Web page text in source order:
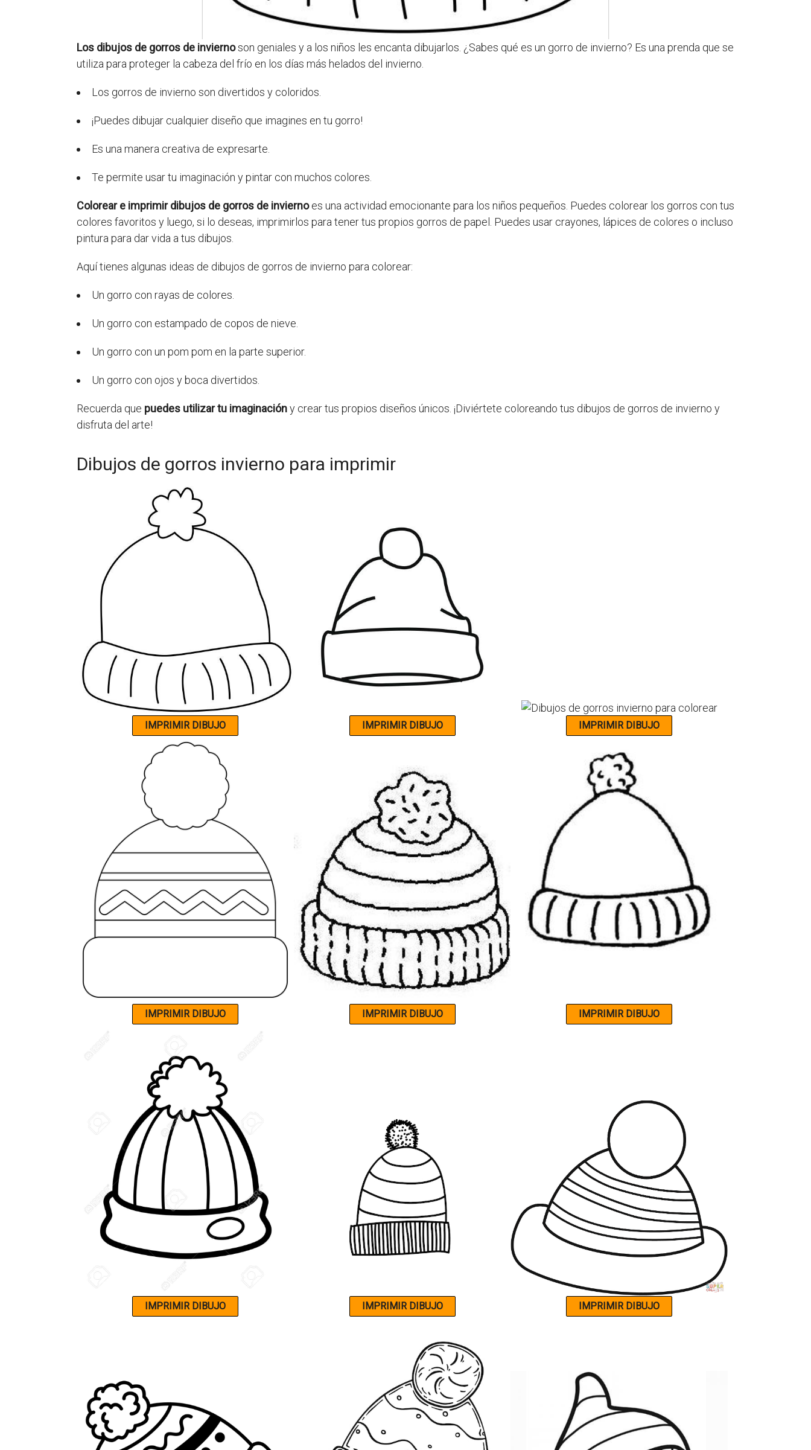
Los dibujos de gorros de inviernoson geniales y a los niños les encanta dibujarlos. ¿Sabes qué es un gorro de invierno? Es una prenda que se
utiliza para proteger la cabeza del frío en los días más helados del invierno.
Los gorros de invierno son divertidos y coloridos.
¡Puedes dibujar cualquier diseño que imagines en tu gorro!
Es una manera creativa de expresarte.
Te permite usar tu imaginación y pintar con muchos colores.
Colorear e imprimir dibujos de gorros de inviernoes una actividad emocionante para los niños pequeños. Puedes colorear los gorros con tus
colores favoritos y luego, si lo deseas, imprimirlos para tener tus propios gorros de papel. Puedes usar crayones, lápices de colores o incluso
pintura para dar vida a tus dibujos.
Aquí tienes algunas ideas de dibujos de gorros de invierno para colorear:
Un gorro con rayas de colores.
Un gorro con estampado de copos de nieve.
Un gorro con un pom pom en la parte superior.
Un gorro con ojos y boca divertidos.
Recuerda que puedes utilizar tu imaginacióny crear tus propios diseños únicos. ¡Diviértete coloreando tus dibujos de gorros de invierno y
disfruta del arte!
Dibujos de gorros invierno para imprimir